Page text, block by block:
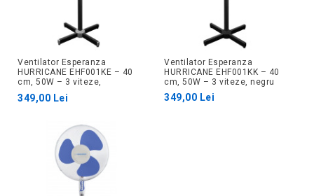
Ventilator Esperanza
HURRICANE EHF001KE – 40
cm, 50W – 3 viteze,
negru/gri
349,00 Lei
Ventilator Esperanza
HURRICANE EHF001KK – 40
cm, 50W – 3 viteze, negru
349,00 Lei